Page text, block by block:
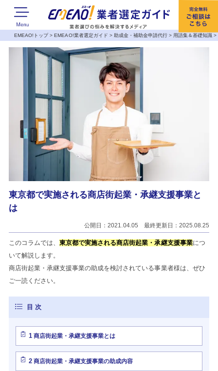
EMEAO!トップ>EMEAO!業者選定ガイド > 助成金・補助金申請代行 > 用語集＆基礎知識 >
東京都で実施される商店街起業・承継支援事業と
は
公開日：2021.04.05 最終更新日：2025.08.25
このコラムでは、東京都で実施される商店街起業・承継支援事業につ
いて解説します。
商店街起業・承継支援事業の助成を検討されている事業者様は、ぜひ
ご一読ください。
1商店街起業・承継支援事業とは
2商店街起業・承継支援事業の助成内容